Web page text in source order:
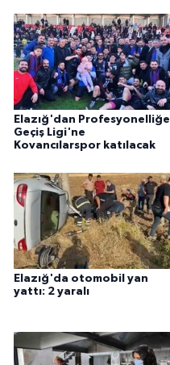
Elazığ'dan Profesyonelliğe
Geçiş Ligi'ne
Kovancılarspor katılacak
Elazığ'da otomobil yan
yattı: 2 yaralı
POLİTİKA
Sağlık
SİYASET
SPOR HABERLERİ
TEKNOLOJİ
Turizm
ÜLKE GÜNDEMİ
YAŞAM